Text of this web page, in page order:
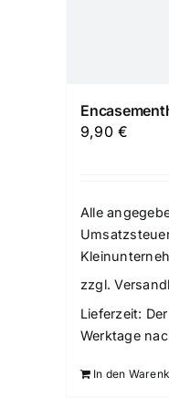
9,90€
Alle
zzgl.
Lieferzeit:
Werktage
In den